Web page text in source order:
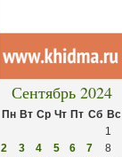
Сентябрь 2024
Пн Вт Ср Чт Пт Сб Вс
1
2
3 4 5 6 7
8